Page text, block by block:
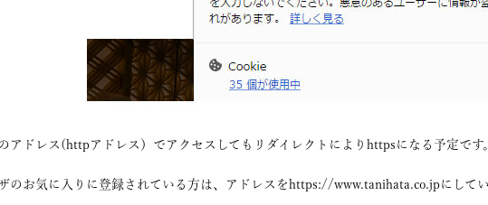
アドレス(httpアドレス）でアクセスしてもリダイレクトによりhttpsになる予定です。
ザのお気に入りに登録されている方は、アドレスをhttps://www.tanihata.co.jpにして